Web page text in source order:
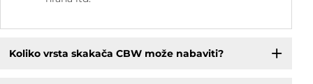
Koliko vrsta skakača CBW može nabaviti?